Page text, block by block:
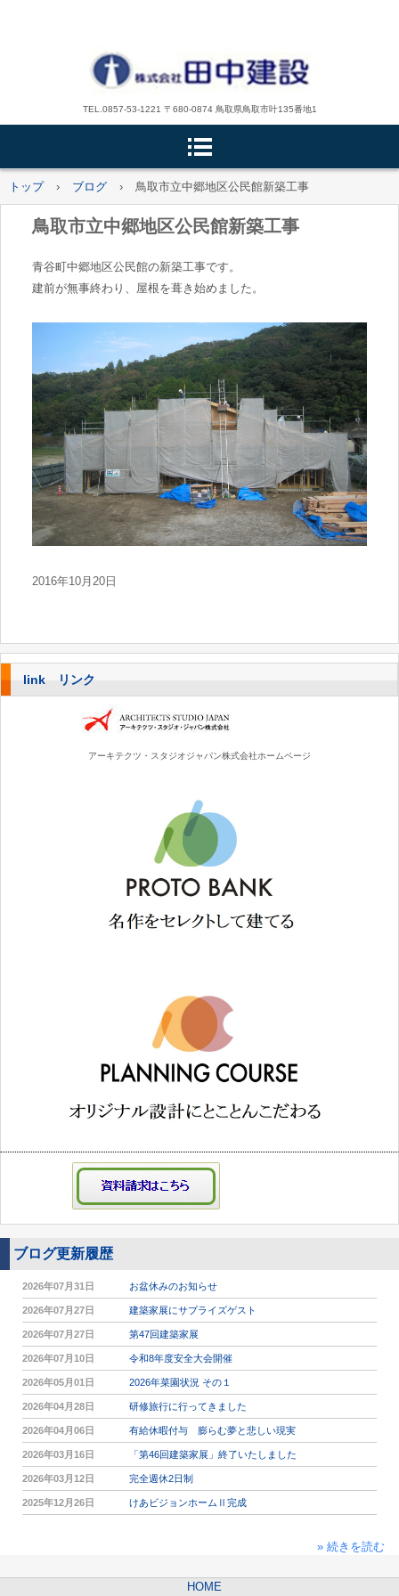
TEL.0857-53-1221 〒680-0874 鳥取県鳥取市叶135番地1
トップ › ブログ › 鳥取市立中郷地区公民館新築工事
鳥取市立中郷地区公民館新築工事
青谷町中郷地区公民館の新築工事です。
建前が無事終わり、屋根を葺き始めました。
2016年10月20日
link リンク
アーキテクツ・スタジオジャパン株式会社ホームページ
ブログ更新履歴
2026年07月31日 お盆休みのお知らせ
2026年07月27日 建築家展にサプライズゲスト
2026年07月27日 第47回建築家展
2026年07月10日 令和8年度安全大会開催
2026年05月01日 2026年菜園状況 その１
2026年04月28日 研修旅行に行ってきました
2026年04月06日 有給休暇付与 膨らむ夢と悲しい現実
2026年03月16日 「第46回建築家展」終了いたしました
2026年03月12日 完全週休2日制
2025年12月26日 けあビジョンホームⅡ完成
» 続きを読む
HOME